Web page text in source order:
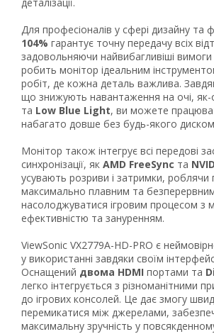
Для професіоналів у сфері дизайну та
104% гарантує точну передачу всіх
задовольняючи найвибагливіші
робить монітор ідеальним
робіт, де кожна деталь важлива.
що знижують навантаження на очі, як-
та Low Blue Light, ви можете
набагато довше без будь-якого
Монітор також інтегрує всі передові
синхронізації, як AMD FreeSync та
усувають розриви і затримки, роблячи
максимально плавним та
насолоджуватися ігровим процесом з
ефективністю та зануренням.
ViewSonic VX2779A-HD-PRO є
у використанні завдяки своїм
Оснащений двома HDMI портами та
легко інтегрується з різноманітними
до ігрових консолей. Це дає змогу
перемикатися між джерелами,
максимальну зручність у